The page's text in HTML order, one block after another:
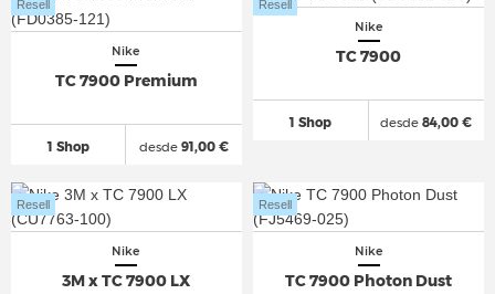
Nike
TC 7900 Premium
1 Shop
Resell
desde91,00 €
Nike
TC 7900
1 Shop
Resell
desde 84,00 €
Nike
3M x TC 7900 LX
Resell
Nike
TC 7900 Photon Dust
Resell